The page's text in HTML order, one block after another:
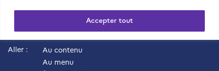
Accepter tout
Aller :
Au contenu
Au menu